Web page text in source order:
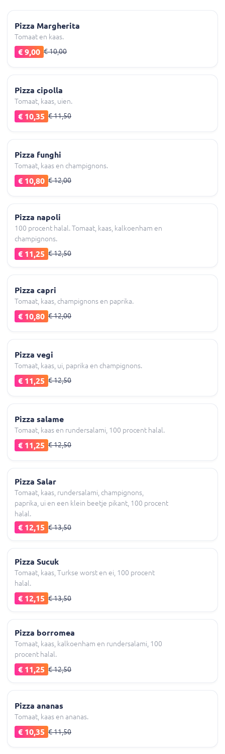
Pizza Margherita
Tomaat en kaas.
€ 9,00 € 10,00
Pizza cipolla
Tomaat, kaas, uien.
€ 10,35 € 11,50
Pizza funghi
Tomaat, kaas en champignons.
€ 10,80 € 12,00
Pizza napoli
100 procent halal. Tomaat, kaas, kalkoenham en
champignons.
€ 11,25 € 12,50
Pizza capri
Tomaat, kaas, champignons en paprika.
€ 10,80 € 12,00
Pizza vegi
Tomaat, kaas, ui, paprika en champignons.
€ 11,25 € 12,50
Pizza salame
Tomaat, kaas en rundersalami, 100 procent halal.
€ 11,25 € 12,50
Pizza Salar
Tomaat, kaas, rundersalami, champignons,
paprika, ui en een klein beetje pikant, 100 procent
halal.
€ 12,15 € 13,50
Pizza Sucuk
Tomaat, kaas, Turkse worst en ei, 100 procent
halal.
€ 12,15 € 13,50
Pizza borromea
Tomaat, kaas, kalkoenham en rundersalami, 100
procent halal.
€ 11,25 € 12,50
Pizza ananas
Tomaat, kaas en ananas.
€ 10,35 € 11,50